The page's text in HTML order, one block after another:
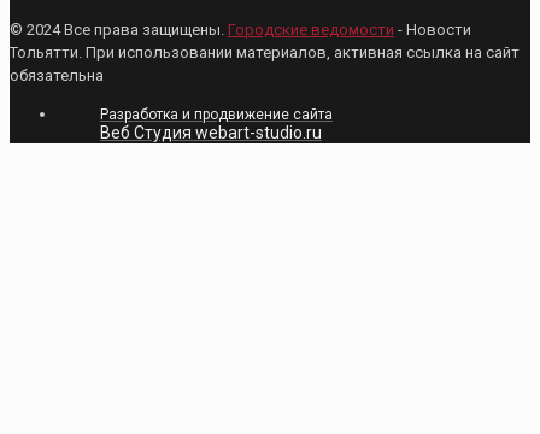
© 2024 Все права защищены. Городские ведомости - Новости
Тольятти. При использовании материалов, активная ссылка на сайт
обязательна
Разработка и продвижение сайта
Веб Студия webart-studio.ru